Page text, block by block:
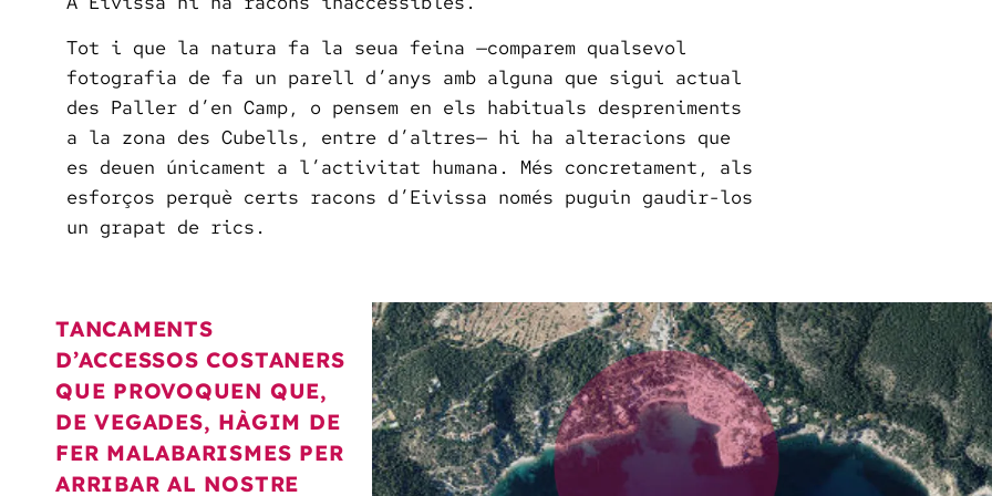
Tot i que la natura fa la seua feina —comparem qualsevol
fotografia de fa un parell d’anys amb alguna que sigui actual
des Paller d’en Camp, o pensem en els habituals despreniments
a la zona des Cubells, entre d’altres— hi ha alteracions que
es deuen únicament a l’activitat humana. Més concretament, als
esforços perquè certs racons d’Eivissa només puguin gaudir-los
un grapat de rics.
TANCAMENTS
D’ACCESSOS COSTANERS
QUE PROVOQUEN QUE,
DE VEGADES, HÀGIM DE
FER MALABARISMES PER
ARRIBAR AL NOSTRE